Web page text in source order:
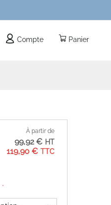
Panier
Compte
À partir de
119,90 €
99,92 €